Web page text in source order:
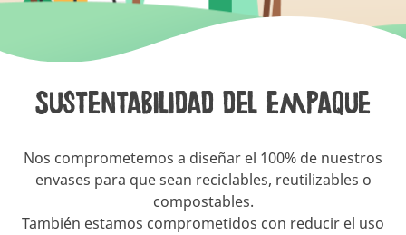
Sustentabilidad del empaque
Nos comprometemos a diseñar el 100% de nuestros
envases para que sean reciclables, reutilizables o
compostables.
También estamos comprometidos con reducir el uso